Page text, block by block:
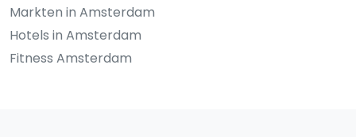
Markten in Amsterdam
Hotels in Amsterdam
Fitness Amsterdam